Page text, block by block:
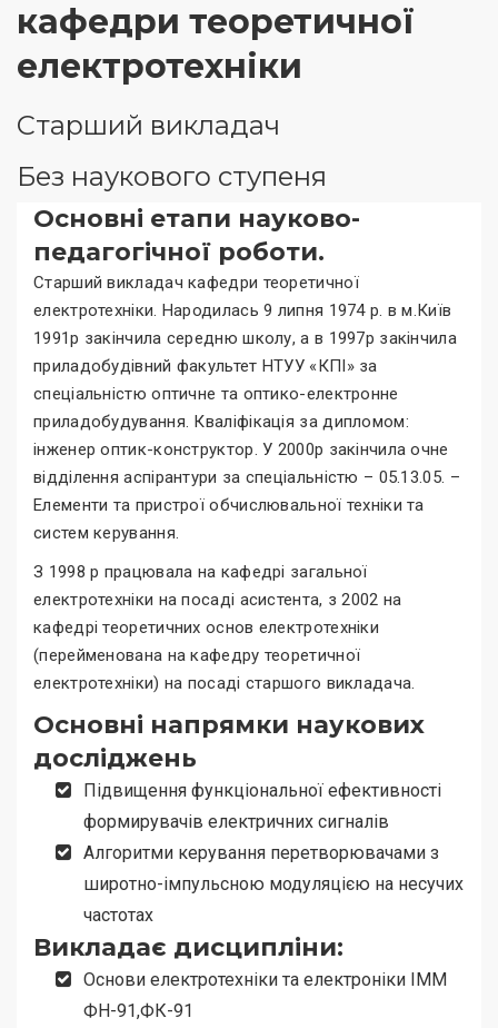
кафедри теоретичної
електротехніки
Старший викладач
Без наукового ступеня
Основні етапи науково-
педагогічної роботи.
Старший викладач кафедри теоретичної
електротехніки. Народилась 9 липня 1974 р. в м.Київ
1991р закінчила середню школу, а в 1997р закінчила
приладобудівний факультет НТУУ «КПІ» за
спеціальністю оптичне та оптико-електронне
приладобудування. Кваліфікація за дипломом:
інженер оптик-конструктор. У 2000р закінчила очне
відділення аспірантури за спеціальністю – 05.13.05. –
Елементи та пристрої обчислювальної техніки та
систем керування.
З 1998 р працювала на кафедрі загальної
електротехніки на посаді асистента, з 2002 на
кафедрі теоретичних основ електротехніки
(перейменована на кафедру теоретичної
електротехніки) на посаді старшого викладача.
Основні напрямки наукових
досліджень
Підвищення функціональної ефективності
формирувачів електричних сигналів
Алгоритми керування перетворювачами з
широтно-імпульсною модуляцією на несучих
частотах
Викладає дисципліни:
Основи електротехніки та електроніки ІММ
ФН-91,ФК-91